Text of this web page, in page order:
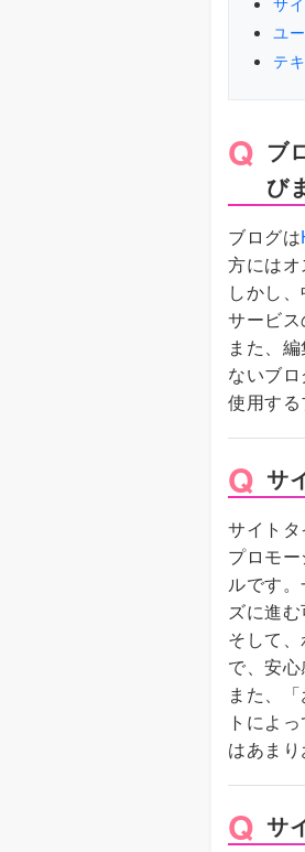
ユ
テ
ブ
び
ブログは
方にはオ
しかし
サービス
また、
ないブ
使用する
サ
サイトタ
プロモ
ルです
ズに進む
そして
で、安心
また、
トによ
はあまり
サ